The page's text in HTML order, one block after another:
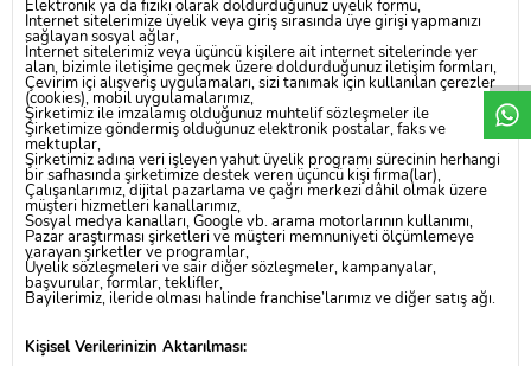
Elektronik ya da fiziki olarak doldurduğunuz üyelik formu,
İnternet sitelerimize üyelik veya giriş sırasında üye girişi yapmanızı
sağlayan sosyal ağlar,
İnternet sitelerimiz veya üçüncü kişilere ait internet sitelerinde yer
alan, bizimle iletişime geçmek üzere doldurduğunuz iletişim formları,
Çevirim içi alışveriş uygulamaları, sizi tanımak için kullanılan çerezler
(cookies), mobil uygulamalarımız,
Şirketimiz ile imzalamış olduğunuz muhtelif sözleşmeler ile
Şirketimize göndermiş olduğunuz elektronik postalar, faks ve
mektuplar,
Şirketimiz adına veri işleyen yahut üyelik programı sürecinin herhangi
bir safhasında şirketimize destek veren üçüncü kişi firma(lar),
Çalışanlarımız, dijital pazarlama ve çağrı merkezi dâhil olmak üzere
müşteri hizmetleri kanallarımız,
Sosyal medya kanalları, Google vb. arama motorlarının kullanımı,
Pazar araştırması şirketleri ve müşteri memnuniyeti ölçümlemeye
yarayan şirketler ve programlar,
Üyelik sözleşmeleri ve sair diğer sözleşmeler, kampanyalar,
başvurular, formlar, teklifler,
Bayilerimiz, ileride olması halinde franchise’larımız ve diğer satış ağı.
Kişisel Verilerinizin Aktarılması: